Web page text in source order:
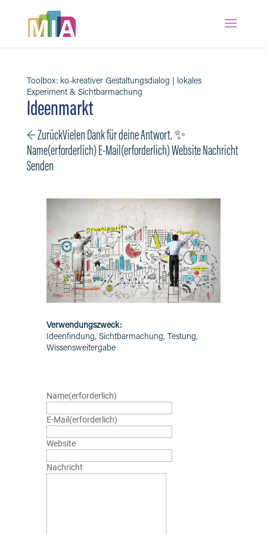
Toolbox: ko-kreativer Gestaltungsdialog | lokales
Experiment & Sichtbarmachung
Ideenmarkt
← ZurückVielen Dank für deine Antwort. ✨
Name(erforderlich) E-Mail(erforderlich) Website Nachricht
Senden
Verwendungszweck:
Ideenfindung, Sichtbarmachung, Testung,
Wissensweitergabe
Name(erforderlich)
E-Mail (erforderlich)
Website
Nachricht